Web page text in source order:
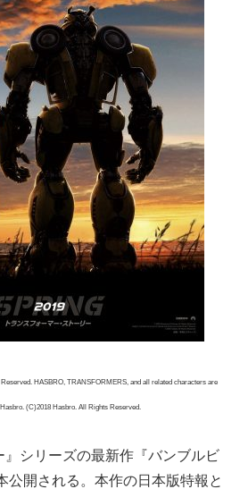
HASBRO, TRANSFORMERS, and all related characters are
(C)2018 Hasbro. All Rights Reserved.
』シリーズの最新作『バンブルビ
公開される。本作の日本版特報と